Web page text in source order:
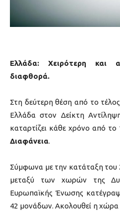
Ελλάδα: Χειρότερη
διαφθορά.
Στη δεύτερη θέση από το
Ελλάδα στον Δείκτη
καταρτίζει κάθε χρόνο από
Διαφάνεια.
Σύμφωνα με την κατάταξη του
μεταξύ των χωρών της
Ευρωπαϊκής Ένωσης
42 μονάδων. Ακολουθεί η χώρα